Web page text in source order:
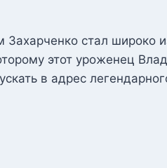
стал широко
этот уроженец
в адрес